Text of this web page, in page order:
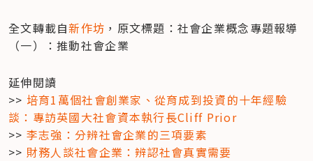
全文轉載自新作坊 ，原文標題：社會企業概念專題報導
（一）：推動社會企業
延伸閱讀
>> 培育1萬個社會創業家、從育成到投資的十年經驗
談：專訪英國大社會資本執行長Cliff Prior
>> 李志強：分辨社會企業的三項要素
>> 財務人談社會企業：辨認社會真實需要